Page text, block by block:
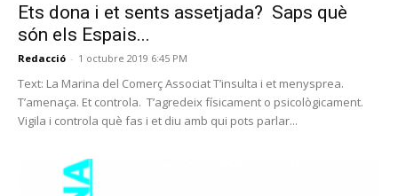
Ets dona i et sents assetjada? Saps què
són els Espais...
Redacció - 1 octubre 2019 6:45 PM
Text: La Marina del Comerç Associat T’insulta i et menysprea.
T’amenaça. Et controla. T’agredeix físicament o psicològicament.
Vigila i controla què fas i et diu amb qui pots parlar...